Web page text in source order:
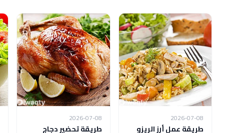
2026-07-08
طريقة عمل أرز الريزو
2026-07-08
طريقة تحضير دجاج